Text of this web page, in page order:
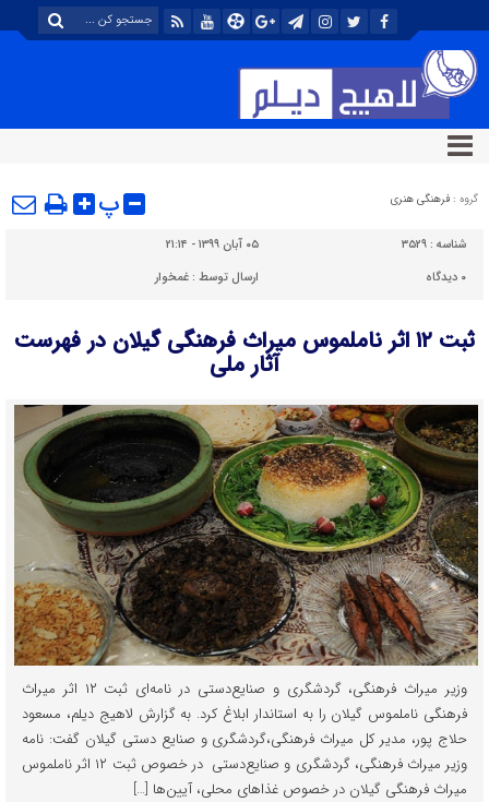
گروه : فرهنگی هنری پ
شناسه : ۳۵۲۹
۰۵ آبان ۱۳۹۹ - ۲۱:۱۴
۰ دیدگاه ارسال توسط :غمخوار
ثبت ۱۲ اثر ناملموس میراث فرهنگی گیلان در فهرست
آثار ملی
وزیر میراث فرهنگی، گردشگری و صنایع‌دستی در نامه‌ای ثبت ۱۲ اثر میراث
فرهنگی ناملموس گیلان را به استاندار ابلاغ کرد. به گزارش لاهیج دیلم، مسعود
حلاج پور، مدیر کل میراث فرهنگی،گردشگری و صنایع دستی گیلان گفت: نامه
وزیر میراث فرهنگی، گردشگری و صنایع‌دستی در خصوص ثبت ۱۲ اثر ناملموس
میراث فرهنگی گیلان در خصوص غذا‌های محلی، آیین‌ها […]